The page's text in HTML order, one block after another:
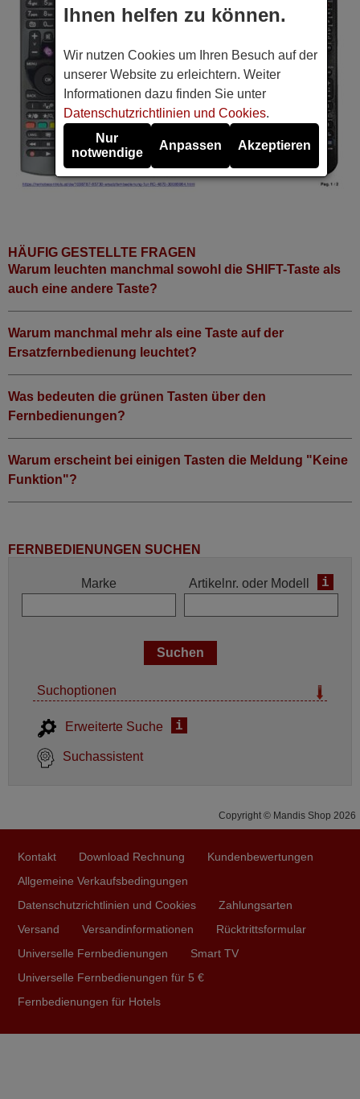
HÄUFIG GESTELLTE FRAGEN
Warum leuchten manchmal sowohl die SHIFT-Taste als
auch eine andere Taste?
Warum manchmal mehr als eine Taste auf der
Ersatzfernbedienung leuchtet?
Was bedeuten die grünen Tasten über den
Fernbedienungen?
Warum erscheint bei einigen Tasten die Meldung "Keine
Funktion"?
FERNBEDIENUNGEN SUCHEN
Marke Artikelnr. oder Modell i
Suchoptionen
Erweiterte Suche i
Suchassistent
Copyright © Mandis Shop 2026
Kontakt Download Rechnung
Kundenbewertungen
Allgemeine Verkaufsbedingungen
Datenschutzrichtlinien und Cookies
Zahlungsarten
Versand
Versandinformationen
Rücktrittsformular
Universelle Fernbedienungen
Smart TV
Universelle Fernbedienungen für 5 €
Fernbedienungen für Hotels
Ihnen helfen zu können.
Wir nutzen Cookies um Ihren Besuch auf der
unserer Website zu erleichtern. Weiter
Informationen dazu finden Sie unter
Datenschutzrichtlinien und Cookies.
Nur
notwendige
Anpassen Akzeptieren